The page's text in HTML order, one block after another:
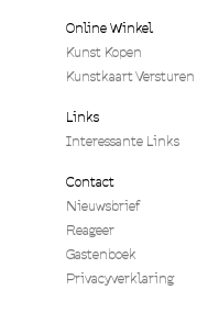
Online Winkel
Kunst Kopen
Kunstkaart Versturen
Links
Interessante Links
Contact
Nieuwsbrief
Reageer
Gastenboek
Privacyverklaring